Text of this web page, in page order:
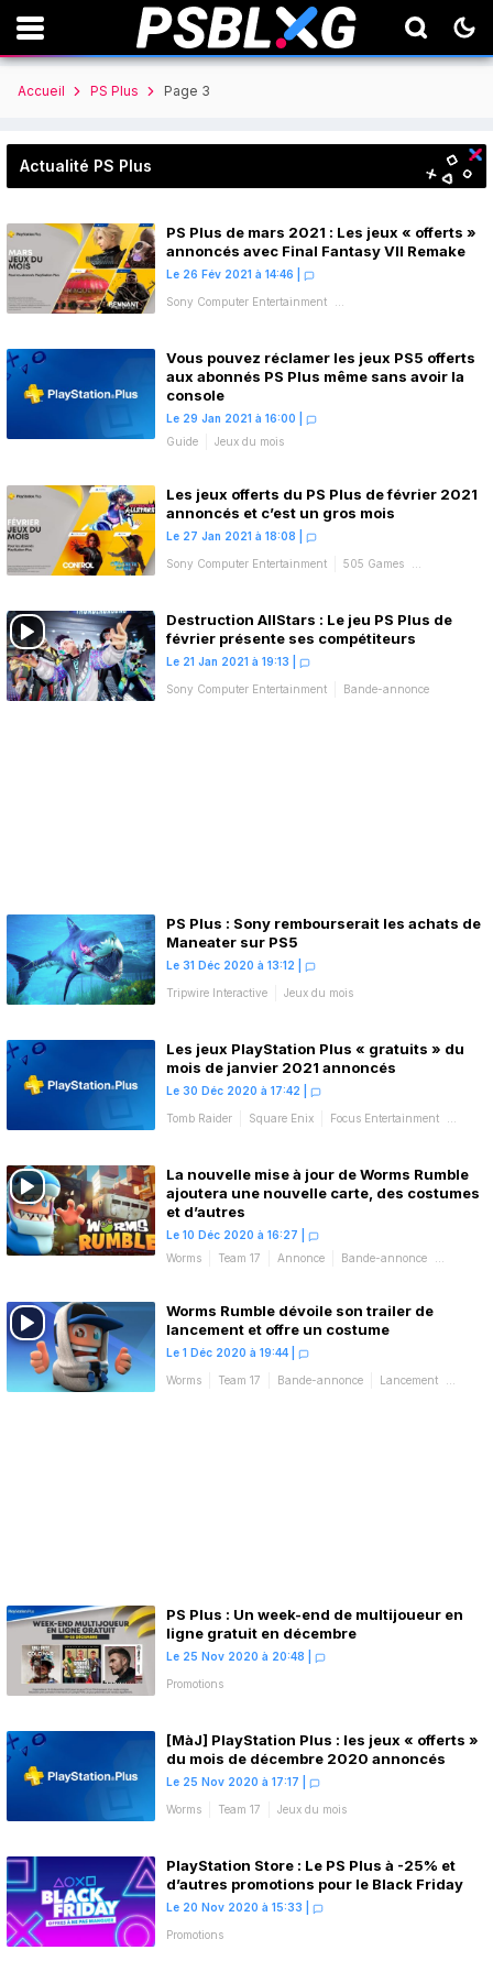
Accueil PS Plus Page 3
Actualité PS Plus
PS Plus de mars 2021 : Les jeux « offerts »
annoncés avec Final Fantasy VII Remake
Le 26 Fév 2021 à 14:46
Sony Computer Entertainment
Vous pouvez réclamer les jeux PS5 offerts
aux abonnés PS Plus même sans avoir la
console
Le 29 Jan 2021 à 16:00
Guide
Jeux du mois
Les jeux offerts du PS Plus de février 2021
annoncés et c’est un gros mois
Le 27 Jan 2021 à 18:08
Sony Computer Entertainment
505 Games
Destruction AllStars : Le jeu PS Plus de
février présente ses compétiteurs
Le 21 Jan 2021 à 19:13
Sony Computer Entertainment Bande-annonce
PS Plus : Sony rembourserait les achats de
Maneater sur PS5
Le 31 Déc 2020 à 13:12
Tripwire Interactive Jeux du mois
Les jeux PlayStation Plus « gratuits » du
mois de janvier 2021 annoncés
Le 30 Déc 2020 à 17:42
Tomb Raider Square Enix
Focus Entertainment
La nouvelle mise à jour de Worms Rumble
ajoutera une nouvelle carte, des costumes
et d’autres
Le 10 Déc 2020 à 16:27
Worms
Team 17 Annonce
Bande-annonce
Worms Rumble dévoile son trailer de
lancement et offre un costume
Le 1 Déc 2020 à 19:44
Worms Team 17 Bande-annonce
Lancement
PS Plus : Un week-end de multijoueur en
ligne gratuit en décembre
Le 25 Nov 2020 à 20:48
Promotions
[MàJ] PlayStation Plus : les jeux « offerts »
du mois de décembre 2020 annoncés
Le 25 Nov 2020 à 17:17
Worms Team 17 Jeux du mois
PlayStation Store : Le PS Plus à -25% et
d’autres promotions pour le Black Friday
Le 20 Nov 2020 à 15:33
Promotions